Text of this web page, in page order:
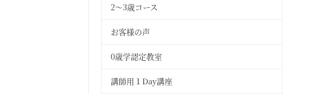
2〜3歳コース
お客様の声
0歳学認定教室
講師用１Day講座